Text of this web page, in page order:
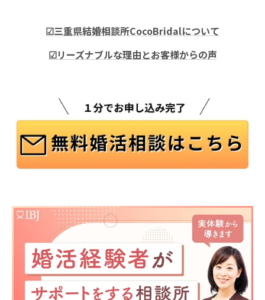
☑三重県結婚相談所CocoBridalについて
☑リーズナブルな理由とお客様からの声